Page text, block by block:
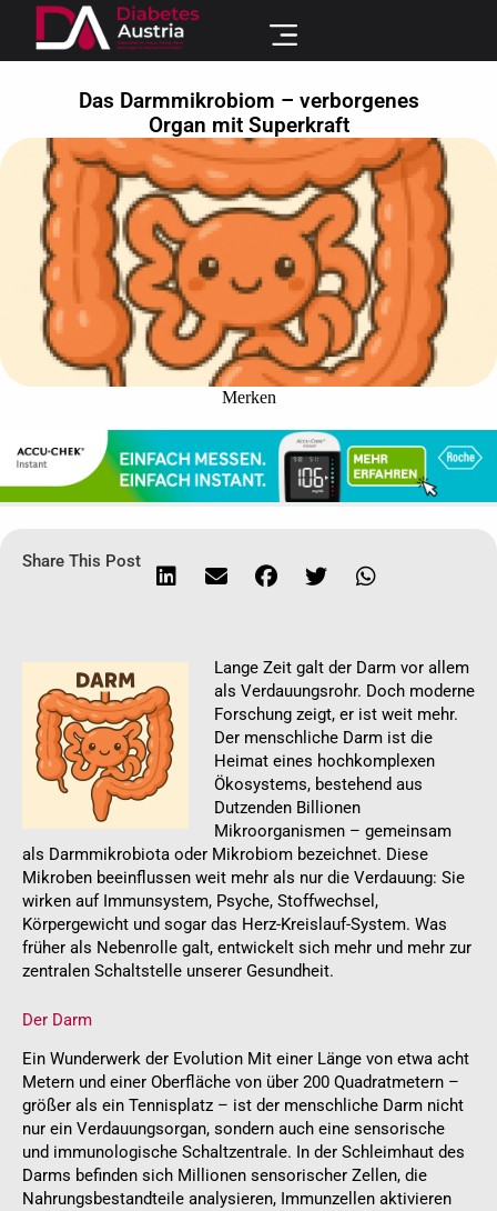
Das Darmmikrobiom – verborgenes
Organ mit Superkraft
Merken
Share This Post
Lange Zeit galt der Darm vor allem
als Verdauungsrohr. Doch moderne
Forschung zeigt, er ist weit mehr.
Der menschliche Darm ist die
Heimat eines hochkomplexen
Ökosystems, bestehend aus
Dutzenden Billionen
Mikroorganismen – gemeinsam
als Darmmikrobiota oder Mikrobiom bezeichnet. Diese
Mikroben beeinflussen weit mehr als nur die Verdauung: Sie
wirken auf Immunsystem, Psyche, Stoffwechsel,
Körpergewicht und sogar das Herz-Kreislauf-System. Was
früher als Nebenrolle galt, entwickelt sich mehr und mehr zur
zentralen Schaltstelle unserer Gesundheit.
Der Darm
Ein Wunderwerk der Evolution Mit einer Länge von etwa acht
Metern und einer Oberfläche von über 200 Quadratmetern –
größer als ein Tennisplatz – ist der menschliche Darm nicht
nur ein Verdauungsorgan, sondern auch eine sensorische
und immunologische Schaltzentrale. In der Schleimhaut des
Darms befinden sich Millionen sensorischer Zellen, die
Nahrungsbestandteile analysieren, Immunzellen aktivieren